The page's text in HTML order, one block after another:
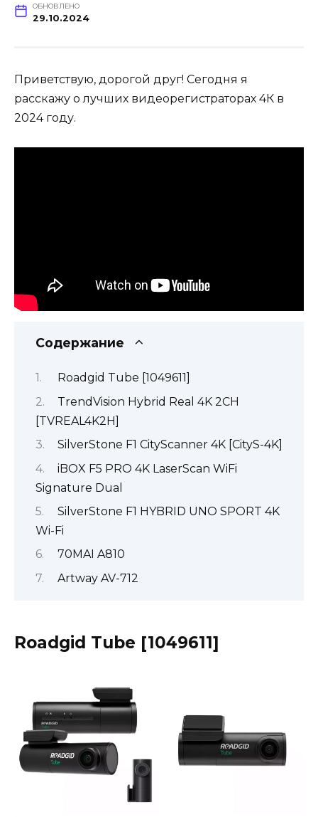
ОБНОВЛЕНО
29.10.2024
Приветствую, дорогой друг! Сегодня я
расскажу о лучших видеорегистраторах 4К в
2024 году.
Содержание
Roadgid Tube [1049611]
TrendVision Hybrid Real 4K 2CH
[TVREAL4K2H]
SilverStone F1 CityScanner 4K [CityS-4K]
iBOX F5 PRO 4K LaserScan WiFi
Signature Dual
SilverStone F1 HYBRID UNO SPORT 4K
Wi-Fi
70MAI A810
Artway AV-712
Roadgid Tube [1049611]